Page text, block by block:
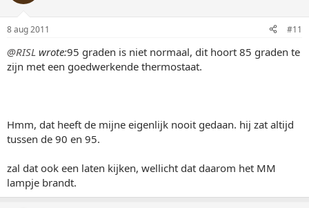
8 aug 2011 #11
@RISL wrote:95 graden is niet normaal, dit hoort 85 graden te
zijn met een goedwerkende thermostaat.
Hmm, dat heeft de mijne eigenlijk nooit gedaan. hij zat altijd
tussen de 90 en 95.
zal dat ook een laten kijken, wellicht dat daarom het MM
lampje brandt.